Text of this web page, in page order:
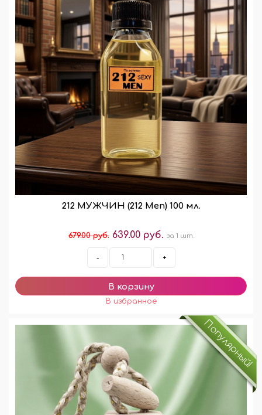
212 МУЖЧИН (212 Men) 100 мл.
679.00 руб. 639.00 руб. за 1 шт.
- +
Популярный!